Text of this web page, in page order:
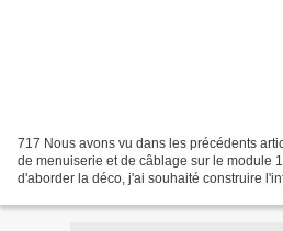
717 Nous avons vu dans les précédents
de menuiserie et de câblage sur le module
d'aborder la déco, j'ai souhaité construire